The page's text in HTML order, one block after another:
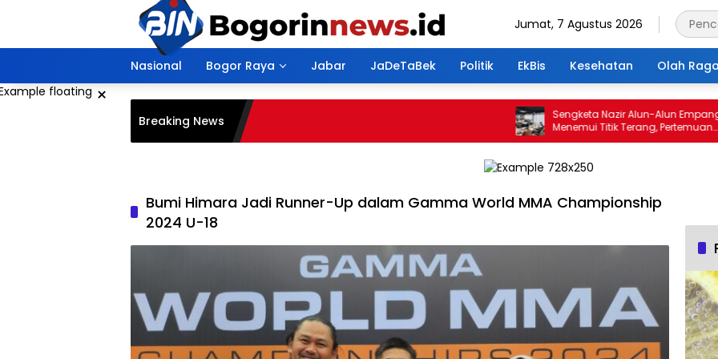
Jumat, 7 Agustus 2026
Nasional Bogor Raya Jabar JaDeTaBek Politik EkBis Kesehatan Olah Raga
×
Breaking News
Sengketa Nazir Alun-Alun Empang
Menemui Titik Terang, Pertemuan
Hasilkan 4 Poin Kesepakatan
Bumi Himara Jadi Runner-Up dalam Gamma World MMA Championship
2024 U-18